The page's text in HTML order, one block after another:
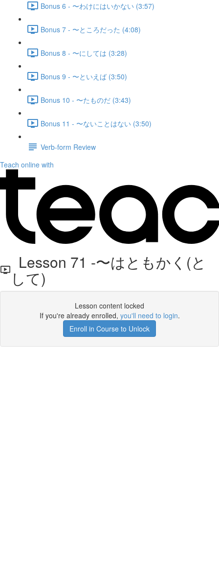
Bonus 6 - 〜わけにはいかない (3:57)
Bonus 7 - 〜ところだった (4:08)
Bonus 8 - 〜にしては (3:28)
Bonus 9 - 〜といえば (3:50)
Bonus 10 - 〜たものだ (3:43)
Bonus 11 - 〜ないことはない (3:50)
Verb-form Review
Teach online with
Lesson 71 -〜はともかく(と
して)
Lesson content locked
If you're already enrolled, you'll need to login.
Enroll in Course to Unlock